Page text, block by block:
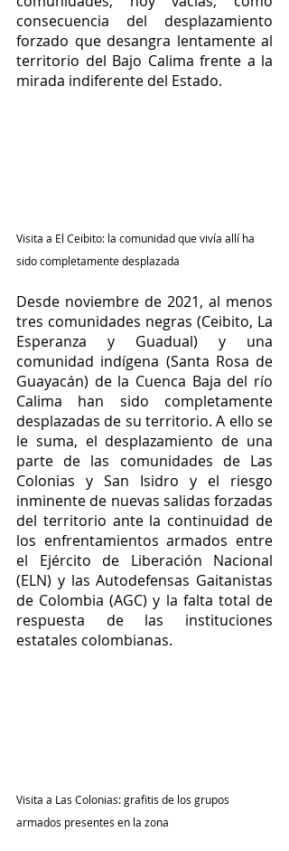
consecuencia del desplazamiento
forzado que desangra lentamente al
territorio del Bajo Calima frente a la
mirada indiferente del Estado.
Visita a El Ceibito: la comunidad que vivía allí ha
sido completamente desplazada
Desde noviembre de 2021, al menos
tres comunidades negras (Ceibito, La
Esperanza y Guadual) y una
comunidad indígena (Santa Rosa de
Guayacán) de la Cuenca Baja del río
Calima han sido completamente
desplazadas de su territorio. A ello se
le suma, el desplazamiento de una
parte de las comunidades de Las
Colonias y San Isidro y el riesgo
inminente de nuevas salidas forzadas
del territorio ante la continuidad de
los enfrentamientos armados entre
el Ejército de Liberación Nacional
(ELN) y las Autodefensas Gaitanistas
de Colombia (AGC) y la falta total de
respuesta de las instituciones
estatales colombianas.
Visita a Las Colonias: grafitis de los grupos
armados presentes en la zona